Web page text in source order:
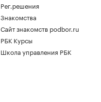
Рег.решения
Знакомства
Сайт знакомств podbor.ru
РБК Курсы
Школа управления РБК